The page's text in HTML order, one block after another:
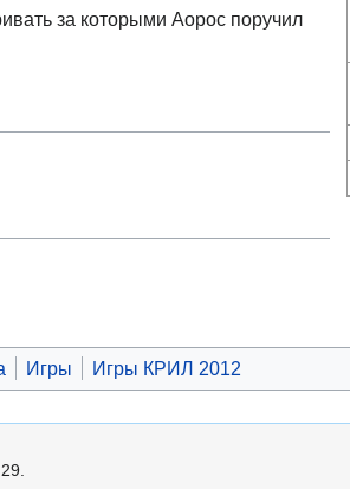
за которыми Аорос поручил
Игры Игры КРИЛ 2012